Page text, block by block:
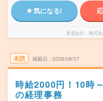
気になる!
派遣会社 株式
未読 掲載日 2026/08/07
時給2000円！10時
の経理事務